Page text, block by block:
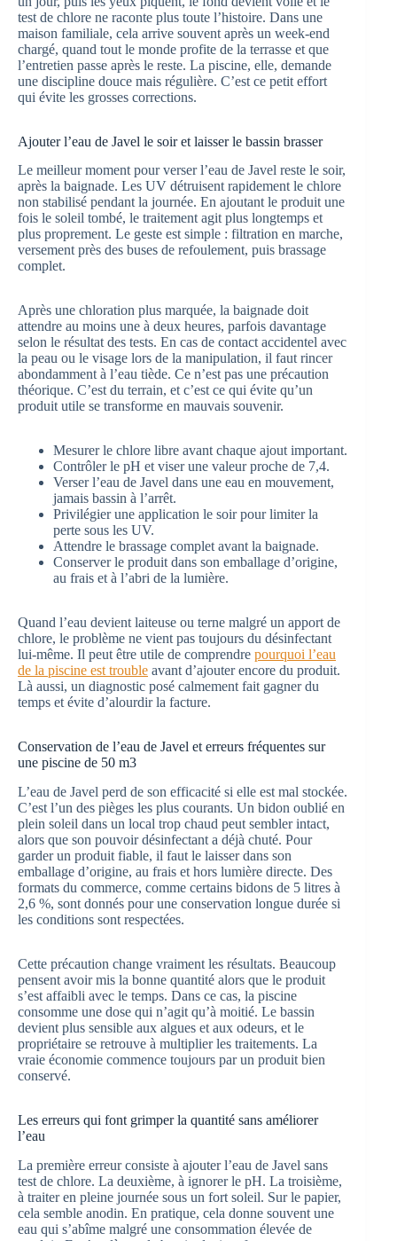
test de chlore ne raconte plus toute l’histoire. Dans une
maison familiale, cela arrive souvent après un week-end
chargé, quand tout le monde profite de la terrasse et que
l’entretien passe après le reste. La piscine, elle, demande
une discipline douce mais régulière. C’est ce petit effort
qui évite les grosses corrections.
Ajouter l’eau de Javel le soir et laisser le bassin brasser
Le meilleur moment pour verser l’eau de Javel reste le soir,
après la baignade. Les UV détruisent rapidement le chlore
non stabilisé pendant la journée. En ajoutant le produit une
fois le soleil tombé, le traitement agit plus longtemps et
plus proprement. Le geste est simple : filtration en marche,
versement près des buses de refoulement, puis brassage
complet.
Après une chloration plus marquée, la baignade doit
attendre au moins une à deux heures, parfois davantage
selon le résultat des tests. En cas de contact accidentel avec
la peau ou le visage lors de la manipulation, il faut rincer
abondamment à l’eau tiède. Ce n’est pas une précaution
théorique. C’est du terrain, et c’est ce qui évite qu’un
produit utile se transforme en mauvais souvenir.
Mesurer le chlore libre avant chaque ajout important.
Contrôler le pH et viser une valeur proche de 7,4.
Verser l’eau de Javel dans une eau en mouvement,
jamais bassin à l’arrêt.
Privilégier une application le soir pour limiter la
perte sous les UV.
Attendre le brassage complet avant la baignade.
Conserver le produit dans son emballage d’origine,
au frais et à l’abri de la lumière.
Quand l’eau devient laiteuse ou terne malgré un apport de
chlore, le problème ne vient pas toujours du désinfectant
lui-même. Il peut être utile de comprendre pourquoi l’eau
de la piscine est trouble avant d’ajouter encore du produit.
Là aussi, un diagnostic posé calmement fait gagner du
temps et évite d’alourdir la facture.
Conservation de l’eau de Javel et erreurs fréquentes sur
une piscine de 50 m3
L’eau de Javel perd de son efficacité si elle est mal stockée.
C’est l’un des pièges les plus courants. Un bidon oublié en
plein soleil dans un local trop chaud peut sembler intact,
alors que son pouvoir désinfectant a déjà chuté. Pour
garder un produit fiable, il faut le laisser dans son
emballage d’origine, au frais et hors lumière directe. Des
formats du commerce, comme certains bidons de 5 litres à
2,6 %, sont donnés pour une conservation longue durée si
les conditions sont respectées.
Cette précaution change vraiment les résultats. Beaucoup
pensent avoir mis la bonne quantité alors que le produit
s’est affaibli avec le temps. Dans ce cas, la piscine
consomme une dose qui n’agit qu’à moitié. Le bassin
devient plus sensible aux algues et aux odeurs, et le
propriétaire se retrouve à multiplier les traitements. La
vraie économie commence toujours par un produit bien
conservé.
Les erreurs qui font grimper la quantité sans améliorer
l’eau
La première erreur consiste à ajouter l’eau de Javel sans
test de chlore. La deuxième, à ignorer le pH. La troisième,
à traiter en pleine journée sous un fort soleil. Sur le papier,
cela semble anodin. En pratique, cela donne souvent une
eau qui s’abîme malgré une consommation élevée de